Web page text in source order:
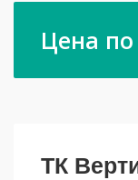
Цена по
ТК